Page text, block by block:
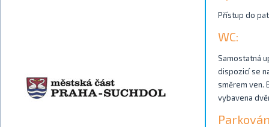
Přístup do
WC:
Samostatná
dispozicí se
směrem ven.
vybavena